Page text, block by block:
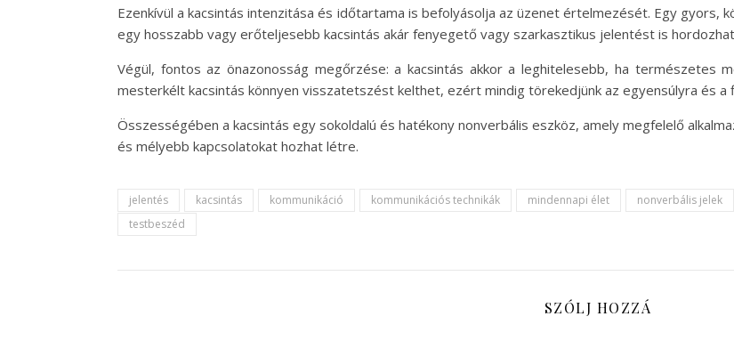
Ezenkívül a kacsintás intenzitása és időtartama is befolyásolja az üzenet értelmezését. Egy gyors,
egy hosszabb vagy erőteljesebb kacsintás akár fenyegető vagy szarkasztikus jelentést is
Végül, fontos az önazonosság megőrzése: a kacsintás akkor a leghitelesebb, ha
mesterkélt kacsintás könnyen visszatetszést kelthet, ezért mindig törekedjünk az egyensúlyra és a
Összességében a kacsintás egy sokoldalú és hatékony nonverbális eszköz, amely megfelelő
és mélyebb kapcsolatokat hozhat létre.
jelentés kacsintás kommunikáció kommunikációs technikák mindennapi élet nonverbális jelek
testbeszéd
SZÓLJ HOZZÁ